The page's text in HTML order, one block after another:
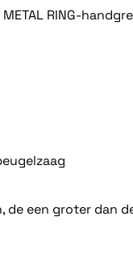
RING-
de een groter dan